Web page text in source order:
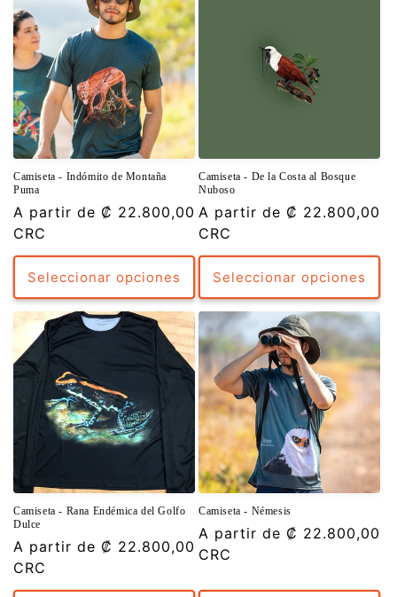
Camiseta - Indómito de Montaña
Puma
Precio
habitual
A partir de ₡ 22.800,00
CRC
Seleccionar opciones
Camiseta - De la Costa al Bosque
Nuboso
Precio
habitual
A partir de ₡ 22.800,00
CRC
Seleccionar opciones
Camiseta - Rana Endémica del Golfo
Dulce
Precio
habitual
A partir de ₡ 22.800,00
CRC
Camiseta - Némesis
Precio
habitual
A partir de ₡ 22.800,00
CRC